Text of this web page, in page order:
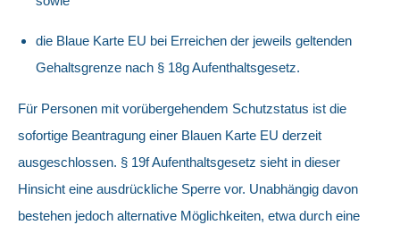
die Blaue Karte EU bei Erreichen der jeweils geltenden
Gehaltsgrenze nach § 18g Aufenthaltsgesetz.
Für Personen mit vorübergehendem Schutzstatus ist die
sofortige Beantragung einer Blauen Karte EU derzeit
ausgeschlossen. § 19f Aufenthaltsgesetz sieht in dieser
Hinsicht eine ausdrückliche Sperre vor. Unabhängig davon
bestehen jedoch alternative Möglichkeiten, etwa durch eine